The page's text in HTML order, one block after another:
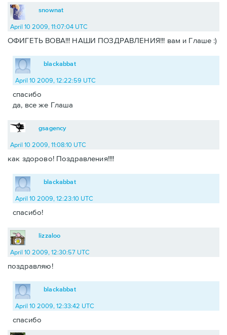
snownat
April 10 2009, 11:07:04 UTC
ОФИГЕТЬ ВОВА!!! НАШИ ПОЗДРАВЛЕНИЯ!!! вам и Глаше :)
blackabbat
April 10 2009, 12:22:59 UTC
спасибо
да, все же Глаша
gsagency
April 10 2009, 11:08:10 UTC
как здорово! Поздравления!!!!
blackabbat
April 10 2009, 12:23:10 UTC
спасибо!
lizzaloo
April 10 2009, 12:30:57 UTC
поздравляю!
blackabbat
April 10 2009, 12:33:42 UTC
спасибо